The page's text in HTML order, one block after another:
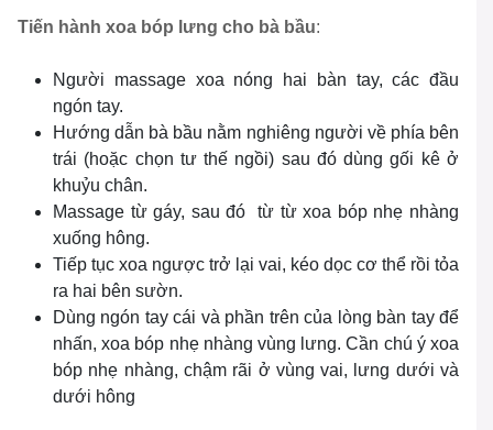
Tiến hành xoa bóp lưng cho bà bầu:
Người massage xoa nóng hai bàn tay, các đầu
ngón tay.
Hướng dẫn bà bầu nằm nghiêng người về phía bên
trái (hoặc chọn tư thế ngồi) sau đó dùng gối kê ở
khuỷu chân.
Massage từ gáy, sau đó từ từ xoa bóp nhẹ nhàng
xuống hông.
Tiếp tục xoa ngược trở lại vai, kéo dọc cơ thể rồi tỏa
ra hai bên sườn.
Dùng ngón tay cái và phần trên của lòng bàn tay để
nhấn, xoa bóp nhẹ nhàng vùng lưng. Cần chú ý xoa
bóp nhẹ nhàng, chậm rãi ở vùng vai, lưng dưới và
dưới hông